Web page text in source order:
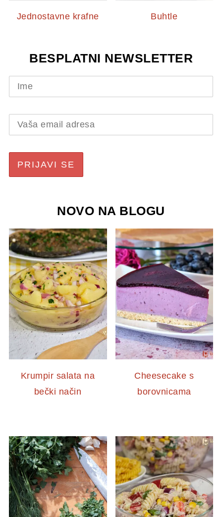
Jednostavne krafne Buhtle
BESPLATNI NEWSLETTER
NOVO NA BLOGU
Krumpir salata na
bečki način
Cheesecake s
borovnicama